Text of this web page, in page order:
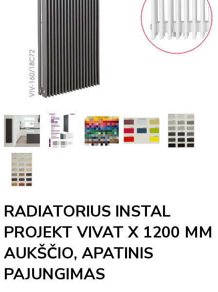
RADIATORIUS INSTAL
PROJEKT VIVAT X 1200 MM
AUKŠČIO, APATINIS
PAJUNGIMAS